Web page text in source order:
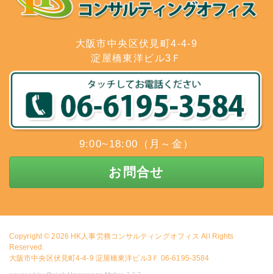
大阪市中央区伏見町4-4-9
淀屋橋東洋ビル3Ｆ
9:00~18:00（月～金）
お問合せ
Copyright © 2026 HK人事労務コンサルティングオフィス All Rights
Reserved.
大阪市中央区伏見町4-4-9 淀屋橋東洋ビル3Ｆ 06-6195-3584